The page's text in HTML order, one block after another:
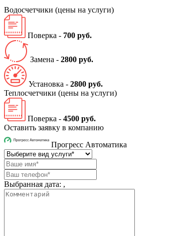
Водосчетчики (цены на услуги)
Поверка - 700 руб.
Замена - 2800 руб.
Установка - 2800 руб.
Теплосчетчики (цены на услуги)
Поверка - 4500 руб.
Оставить заявку в компанию
Прогресс Автоматика
Выбранная дата: ,